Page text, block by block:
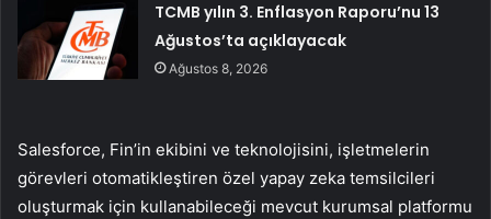
TCMB yılın 3. Enflasyon Raporu’nu 13
Ağustos’ta açıklayacak
Ağustos 8, 2026
Salesforce, Fin’in ekibini ve teknolojisini, işletmelerin
görevleri otomatikleştiren özel yapay zeka temsilcileri
oluşturmak için kullanabileceği mevcut kurumsal platformu